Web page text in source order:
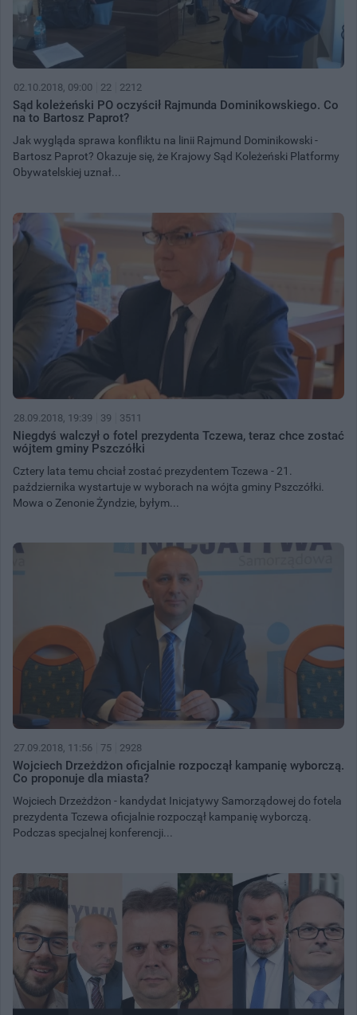
02.10.2018, 09:00 22 2212
Sąd koleżeński PO oczyścił Rajmunda Dominikowskiego. Co
na to Bartosz Paprot?
Jak wygląda sprawa konfliktu na linii Rajmund Dominikowski -
Bartosz Paprot? Okazuje się, że Krajowy Sąd Koleżeński Platformy
Obywatelskiej uznał...
28.09.2018, 19:39 39 3511
Niegdyś walczył o fotel prezydenta Tczewa, teraz chce zostać
wójtem gminy Pszczółki
Cztery lata temu chciał zostać prezydentem Tczewa - 21.
października wystartuje w wyborach na wójta gminy Pszczółki.
Mowa o Zenonie Żyndzie, byłym...
27.09.2018, 11:56 75 2928
Wojciech Drzeżdżon oficjalnie rozpoczął kampanię wyborczą.
Co proponuje dla miasta?
Wojciech Drzeżdżon - kandydat Inicjatywy Samorządowej do fotela
prezydenta Tczewa oficjalnie rozpoczął kampanię wyborczą.
Podczas specjalnej konferencji...